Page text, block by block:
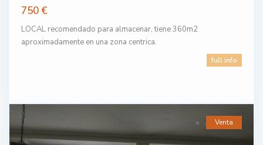
750 €
LOCAL recomendado para almacenar, tiene 360m2
aproximadamente en una zona centrica.
full info
Venta